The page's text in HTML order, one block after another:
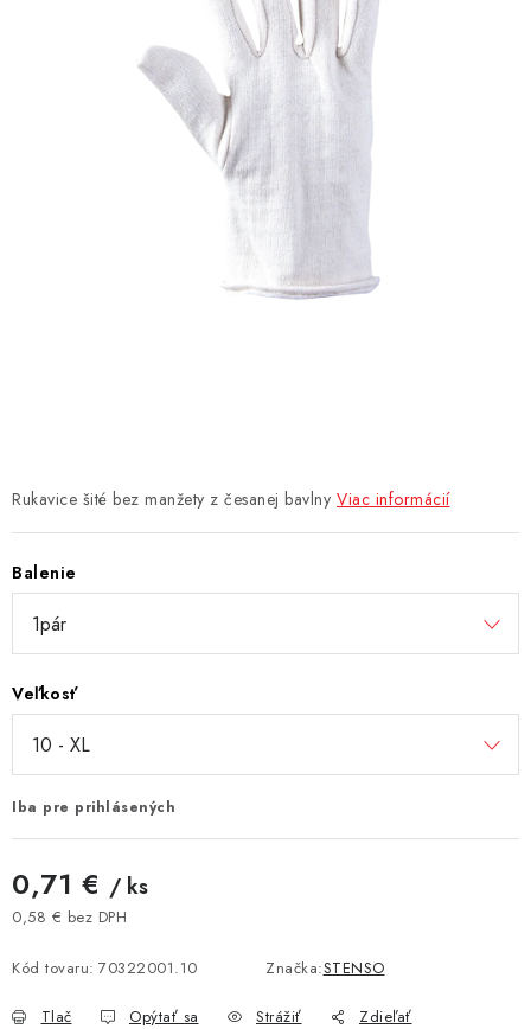
Chránená dielňa
Pre firmy
Doprava, platba a zľavy
Kto sme
Formulár na vrátenie tovaru /odstúpenie od zmluvy
Rukavice šité bez manžety z česanej bavlny Viac informácií
Balenie
Veľkosť
Iba pre prihlásených
0,71 € / ks
0,58 € bez DPH
Kód tovaru: 70322001.10 Značka:STENSO
Tlač Opýtať sa Strážiť Zdieľať